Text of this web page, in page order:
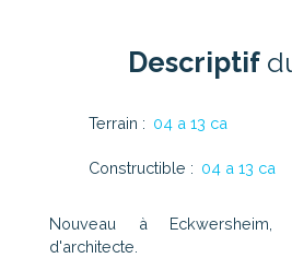
Descriptif
Terrain : 04 a 13 ca
Constructible : 04 a 13 ca
Nouveau à Eckwersheim,
d'architecte.